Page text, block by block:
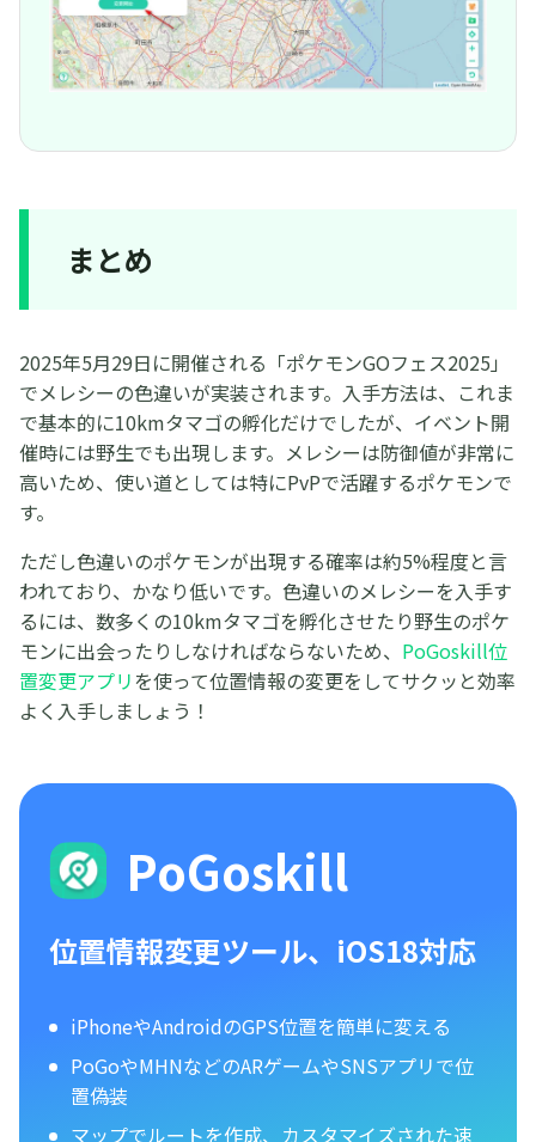
まとめ
2025年5月29日に開催される「ポケモンGOフェス2025」
でメレシーの色違いが実装されます。入手方法は、これま
で基本的に10kmタマゴの孵化だけでしたが、イベント開
催時には野生でも出現します。メレシーは防御値が非常に
高いため、使い道としては特にPvPで活躍するポケモンで
す。
ただし色違いのポケモンが出現する確率は約5%程度と言
われており、かなり低いです。色違いのメレシーを入手す
るには、数多くの10kmタマゴを孵化させたり野生のポケ
モンに出会ったりしなければならないため、 PoGoskill位
置変更アプリ を使って位置情報の変更をしてサクッと効率
よく入手しましょう！
PoGoskill
位置情報変更ツール、iOS18対応
iPhoneやAndroidのGPS位置を簡単に変える
PoGoやMHNなどのARゲームやSNSアプリで位
置偽装
マップでルートを作成、カスタマイズされた速